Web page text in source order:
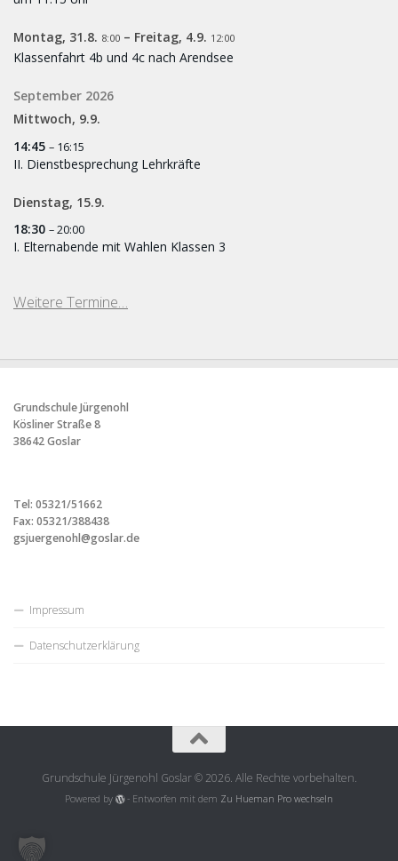
Montag, 31.8. 8:00 – Freitag, 4.9. 12:00
Klassenfahrt 4b und 4c nach Arendsee
September 2026
Mittwoch, 9.9.
14:45 – 16:15
II. Dienstbesprechung Lehrkräfte
Dienstag, 15.9.
18:30 – 20:00
I. Elternabende mit Wahlen Klassen 3
Weitere Termine…
Grundschule Jürgenohl
Kösliner Straße 8
38642 Goslar
Tel: 05321/51662
Fax: 05321/388438
gsjuergenohl@goslar.de
Impressum
Datenschutzerklärung
Grundschule Jürgenohl Goslar © 2026. Alle Rechte vorbehalten.
Powered by - Entworfen mit dem Zu Hueman Pro wechseln